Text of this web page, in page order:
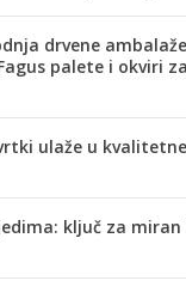
drvene
palete i okviri
ulaže u
ključ za